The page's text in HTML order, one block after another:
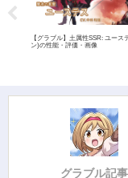
【グラブル】土属性SSR: ユース
ン)の性能・評価・画像
グラブル記事